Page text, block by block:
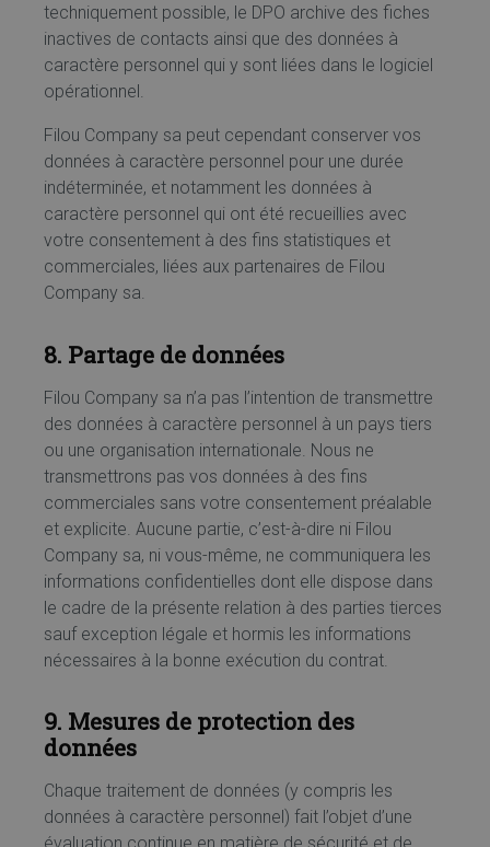
techniquement possible, le DPO archive des fiches
inactives de contacts ainsi que des données à
caractère personnel qui y sont liées dans le logiciel
opérationnel.
Filou Company sa peut cependant conserver vos
données à caractère personnel pour une durée
indéterminée, et notamment les données à
caractère personnel qui ont été recueillies avec
votre consentement à des fins statistiques et
commerciales, liées aux partenaires de Filou
Company sa.
8. Partage de données
Filou Company sa n’a pas l’intention de transmettre
des données à caractère personnel à un pays tiers
ou une organisation internationale. Nous ne
transmettrons pas vos données à des fins
commerciales sans votre consentement préalable
et explicite. Aucune partie, c’est-à-dire ni Filou
Company sa, ni vous-même, ne communiquera les
informations confidentielles dont elle dispose dans
le cadre de la présente relation à des parties tierces
sauf exception légale et hormis les informations
nécessaires à la bonne exécution du contrat.
9. Mesures de protection des
données
Chaque traitement de données (y compris les
données à caractère personnel) fait l’objet d’une